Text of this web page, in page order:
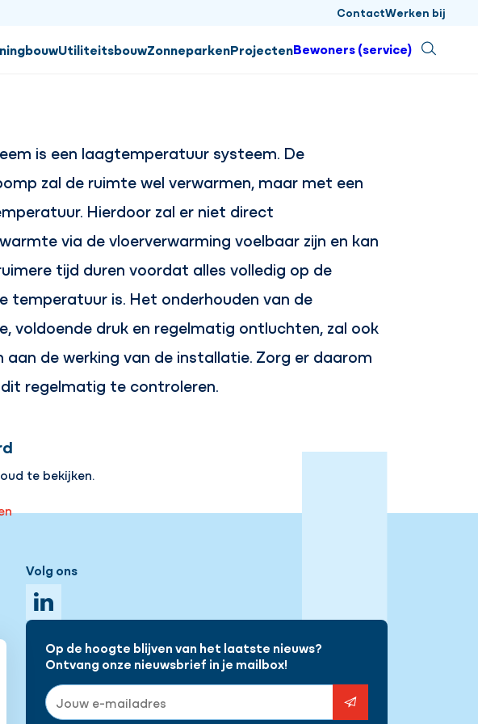
ContactWerken bij
UtiliteitsbouwZonneparkenProjectenBewoners (service) Zoeken
is een laagtemperatuur systeem. De
zal de ruimte wel verwarmen, maar met een
Hierdoor zal er niet direct
via de vloerverwarming voelbaar zijn en kan
tijd duren voordat alles volledig op de
temperatuur is. Het onderhouden van de
voldoende druk en regelmatig ontluchten, zal ook
aan de werking van de installatie. Zorg er daarom
regelmatig te controleren.
te bekijken.
Volg ons
LinkedIn
Op de hoogte blijven van het laatste nieuws?
Ontvang onze nieuwsbrief in je mailbox!
E-mailadres